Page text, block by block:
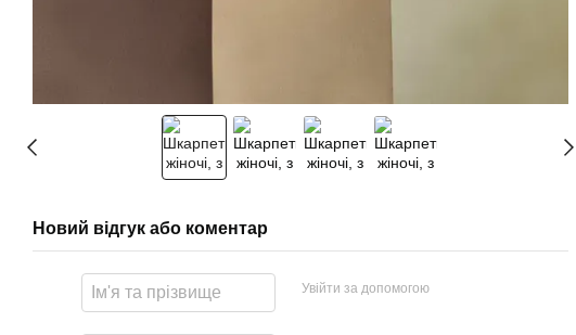
Новий відгук або коментар
Увійти за допомогою